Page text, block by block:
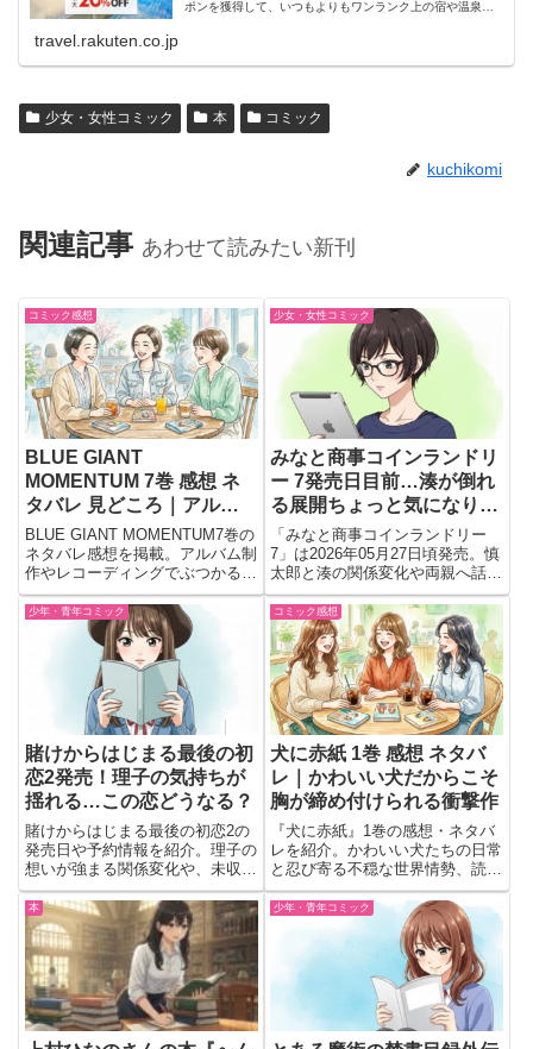
ポンを獲得して、いつもよりもワンランク上の宿や温泉宿
travel.rakuten.co.jp
少女・女性コミック 本 コミック
kuchikomi
関連記事 あわせて読みたい新刊
コミック感想
BLUE GIANT
MOMENTUM 7巻 感想 ネ
タバレ 見どころ｜アルバ
ム制作でぶつかる壁とライ
ブへの熱量が胸を打つ
BLUE GIANT MOMENTUM7巻の
ネタバレ感想を掲載。アルバム制
作やレコーディングでぶつかる葛
藤、仲間との関係、ライブへ向か
う熱い展開まで、読後に語りたく
なる見どころを紹介します。
少女・女性コミック
みなと商事コインランドリ
ー 7発売日目前…湊が倒れ
る展開ちょっと気になりす
ぎる
「みなと商事コインランドリー
7」は2026年05月27日頃発売。慎
太郎と湊の関係変化や両親へ話し
に行く展開が気になる1冊。予約
するか迷う人向けに見どころをチ
ェック。
少年・青年コミック
賭けからはじまる最後の初
恋2発売！理子の気持ちが
揺れる…この恋どうなる？
賭けからはじまる最後の初恋2の
発売日や予約情報を紹介。理子の
想いが強まる関係変化や、未収録
番外編と描き下ろし収録が見どこ
ろ。購入前の判断材料として解説
コミック感想
犬に赤紙 1巻 感想 ネタバ
レ｜かわいい犬だからこそ
胸が締め付けられる衝撃作
『犬に赤紙』1巻の感想・ネタバ
レを紹介。かわいい犬たちの日常
と忍び寄る不穏な世界情勢、読後
まで残る緊張感や余韻を語りま
す。
本 少年・青年コミック